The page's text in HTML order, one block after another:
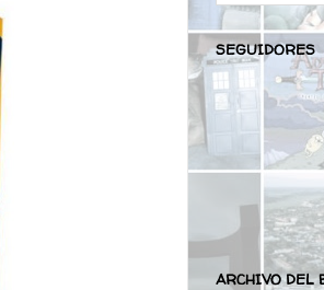
SEGUIDORES
ARCHIVO DEL